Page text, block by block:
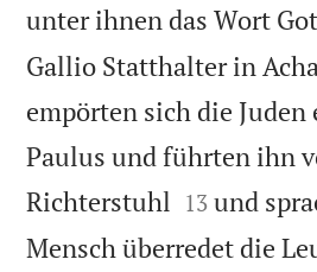
unter ihnen das Wort
Gallio Statthalter in
empörten sich die
Paulus und führten ihn
Richterstuhl 

13 und
Mensch überredet die